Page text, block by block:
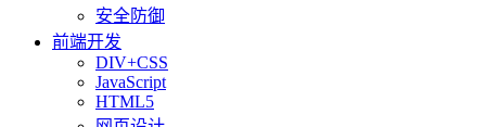
安全防御
前端开发
DIV+CSS
JavaScript
HTML5